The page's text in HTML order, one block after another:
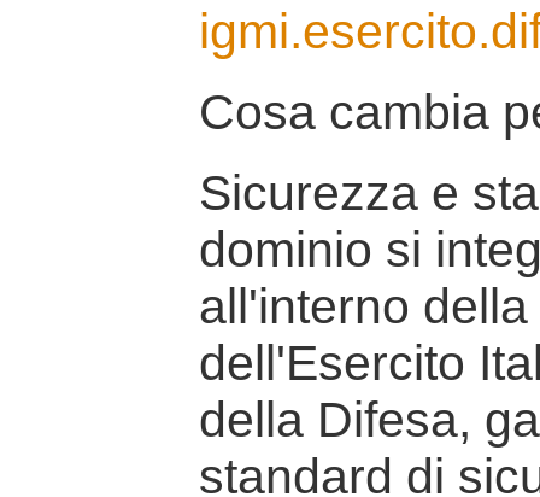
Cosa cambia
Sicurezza e
dominio si
all'interno
dell'Esercito
della Difesa,
standard di